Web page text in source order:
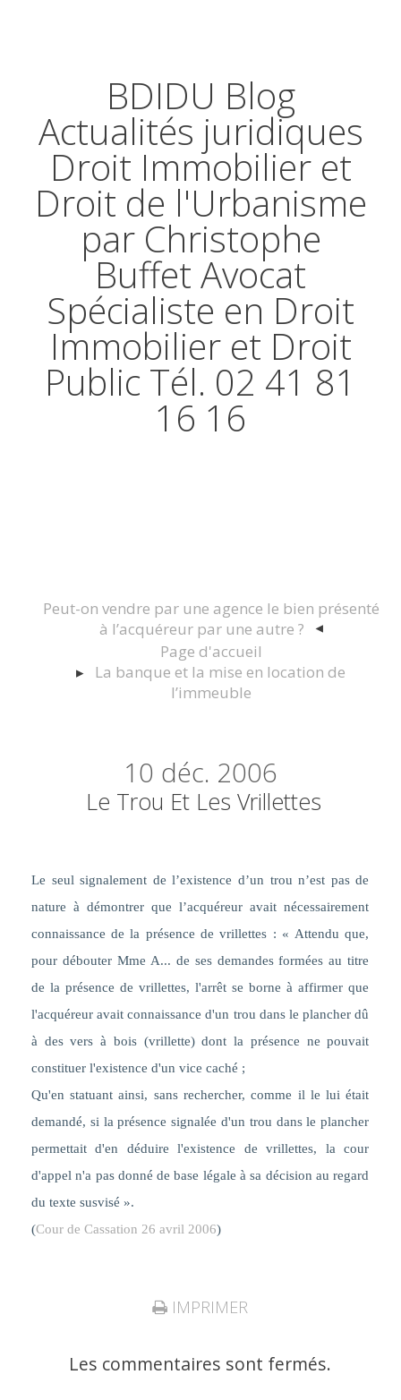
BDIDU Blog
Actualités juridiques
Droit Immobilier et
Droit de l'Urbanisme
par Christophe
Buffet Avocat
Spécialiste en Droit
Immobilier et Droit
Public Tél. 02 41 81
16 16
Peut-on vendre par une agence le bien présenté
à l’acquéreur par une autre ?
Page d'accueil
La banque et la mise en location de
l’immeuble
10 déc. 2006
Le Trou Et Les Vrillettes
Le seul signalement de l’existence d’un trou n’est pas de
nature à démontrer que l’acquéreur avait nécessairement
connaissance de la présence de vrillettes : « Attendu que,
pour débouter Mme A... de ses demandes formées au titre
de la présence de vrillettes, l'arrêt se borne à affirmer que
l'acquéreur avait connaissance d'un trou dans le plancher dû
à des vers à bois (vrillette) dont la présence ne pouvait
constituer l'existence d'un vice caché ;
Qu'en statuant ainsi, sans rechercher, comme il le lui était
demandé, si la présence signalée d'un trou dans le plancher
permettait d'en déduire l'existence de vrillettes, la cour
d'appel n'a pas donné de base légale à sa décision au regard
du texte susvisé ».
(Cour de Cassation 26 avril 2006)
IMPRIMER
Les commentaires sont fermés.